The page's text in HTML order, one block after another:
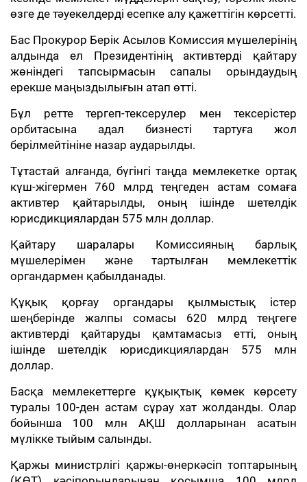
өзге де тәуекелдерді есепке алу қажеттігін көрсетті.
Бас Прокурор Берік Асылов Комиссия мүшелерінің
алдында ел Президентінің активтерді қайтару
жөніндегі тапсырмасын сапалы орындаудың
ерекше маңыздылығын атап өтті.
Бұл ретте тергеп-тексерулер мен тексерістер
орбитасына адал бизнесті тартуға жол
берілмейтініне назар аударылды.
Тұтастай алғанда, бүгінгі таңда мемлекетке ортақ
күш-жігермен 760 млрд теңгеден астам сомаға
активтер қайтарылды, оның ішінде шетелдік
юрисдикциялардан 575 млн доллар.
Қайтару шаралары Комиссияның барлық
мүшелерімен және тартылған мемлекеттік
органдармен қабылданады.
Құқық қорғау органдары қылмыстық істер
шеңберінде жалпы сомасы 620 млрд теңгеге
активтерді қайтаруды қамтамасыз етті, оның
ішінде шетелдік юрисдикциялардан 575 млн
доллар.
Басқа мемлекеттерге құқықтық көмек көрсету
туралы 100-ден астам сұрау хат жолданды. Олар
бойынша 100 млн АҚШ долларынан асатын
мүлікке тыйым салынды.
Қаржы министрлігі қаржы-өнеркәсіп топтарының